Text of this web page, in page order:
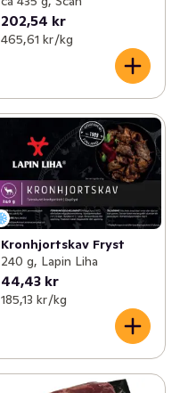
202,54 kr
465,61 kr /kg
Kronhjortskav Fryst
240 g, Lapin Liha
44,43 kr
185,13 kr /kg